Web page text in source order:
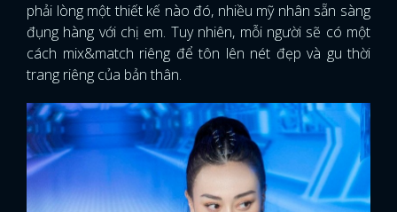
phải lòng một thiết kế nào đó, nhiều mỹ nhân sẵn sàng
đụng hàng với chị em. Tuy nhiên, mỗi người sẽ có một
cách mix&match riêng để tôn lên nét đẹp và gu thời
trang riêng của bản thân.